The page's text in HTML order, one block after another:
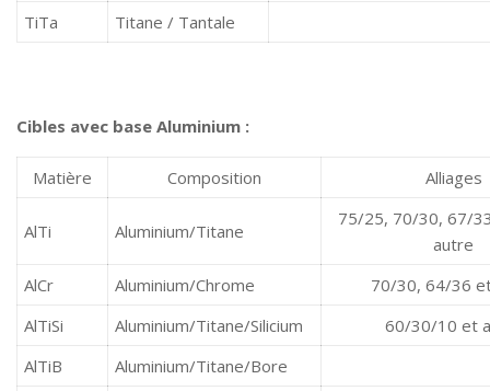
TiTa
Titane / Tantale
Cibles avec base Aluminium :
Matière Composition Alliages
AlTi Aluminium/Titane
75/25, 70/30, 67/
autre
AlCr
Aluminium/Chrome
70/30, 64/36
AlTiSi
Aluminium/Titane/Silicium
60/30/10 et
AlTiB
Aluminium/Titane/Bore